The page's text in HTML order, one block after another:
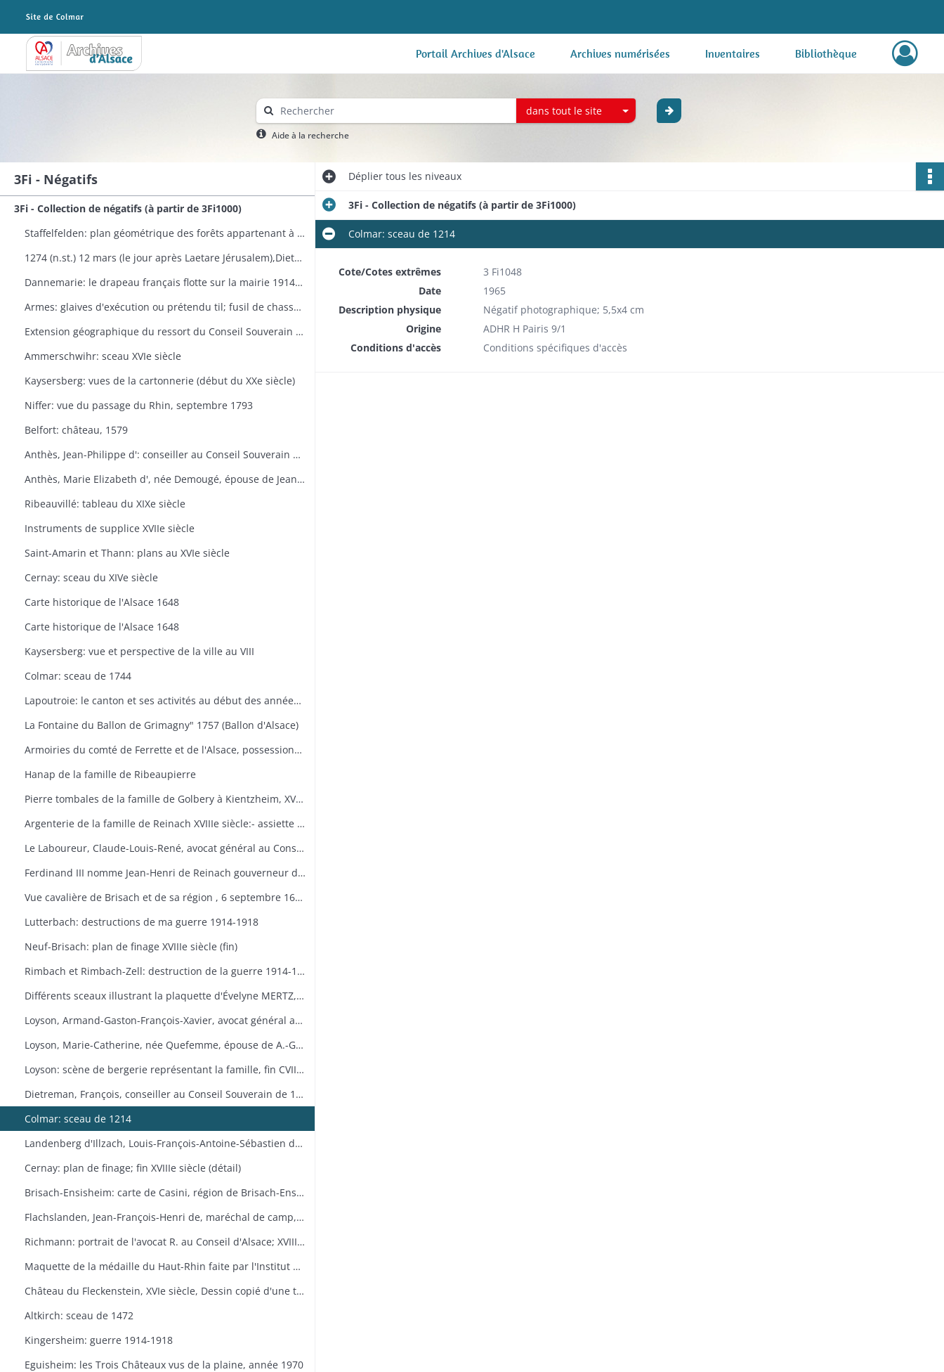
Archives Alsace - Colmar Portail Archives d'Alsace Archives numérisées Inventaires Bibliothèque
dans tout le site
Aide à la recherche
3Fi - Négatifs
3Fi - Collection de négatifs (à partir de 3Fi1000)
Staffelfelden: plan géométrique des forêts appartenant à la famille PESCHERY, 11 nivôse au 6.
1274 (n.st.) 12 mars (le jour après Laetare Jérusalem),Dietherus prévôt de l'église de l'Oelenberg (Hrolenber) de l'ordre de saint Augustin dans le diocèse de Bâle reconnaît tenir de la secrète de Remiremont 4 arpents de vigne situés près de la cour de Remiremont située elle-même près de Cernay (Cereneyn) ce moyennant un cens annuel de 10 mesures, moitié vin blanc et moitié vin rouge,
Dannemarie: le drapeau français flotte sur la mairie 1914-1915
Armes: glaives d'exécution ou prétendu til; fusil de chasse du XVIIIE siècle
Extension géographique du ressort du Conseil Souverain d'Alsace de 1658-1681
Ammerschwihr: sceau XVIe siècle
Kaysersberg: vues de la cartonnerie (début du XXe siècle)
Niffer: vue du passage du Rhin, septembre 1793
Belfort: château, 1579
Anthès, Jean-Philippe d': conseiller au Conseil Souverain d'Alsace de 1725 à 1732
Anthès, Marie Elizabeth d', née Demougé, épouse de Jean-Philippe d'Anthèse, XVIIIe siècle
Ribeauvillé: tableau du XIXe siècle
Instruments de supplice XVIIe siècle
Saint-Amarin et Thann: plans au XVIe siècle
Cernay: sceau du XIVe siècle
Carte historique de l'Alsace 1648
Carte historique de l'Alsace 1648
Kaysersberg: vue et perspective de la ville au VIII
Colmar: sceau de 1744
Lapoutroie: le canton et ses activités au début des années 1980
La Fontaine du Ballon de Grimagny" 1757 (Ballon d'Alsace)
Armoiries du comté de Ferrette et de l'Alsace, possessions de Frédéric IV de 1446
Hanap de la famille de Ribeaupierre
Pierre tombales de la famille de Golbery à Kientzheim, XVIIIe siècle
Argenterie de la famille de Reinach XVIIIe siècle:- assiette aux armes de Fr.-C. De Reinach et de sa femme Rose d'Eptingen et serviette de table à leurs initiales- couvert d'argent aux armes de Reinach- plat d'argent ayant appartenu aux Reinach d'Hirtzbach au XVIIIe siècle- cuillerà ragoût en argent aux armes de Landenberg et se don épouse Marie-Eve Murich et Munchenstein
Le Laboureur, Claude-Louis-René, avocat général au Conseil Souverain 1696-1704: portrait
Ferdinand III nomme Jean-Henri de Reinach gouverneur de Brisach et général commandant de l'Autriche antérieure, 10 septembre 1634
Vue cavalière de Brisach et de sa région , 6 septembre 1638
Lutterbach: destructions de ma guerre 1914-1918
Neuf-Brisach: plan de finage XVIIIe siècle (fin)
Rimbach et Rimbach-Zell: destruction de la guerre 1914-1918
Différents sceaux illustrant la plaquette d'Évelyne MERTZ, Les sceaux
Loyson, Armand-Gaston-François-Xavier, avocat général au Conseil Souverain de 1759 à 1790: portrait
Loyson, Marie-Catherine, née Quefemme, épouse de A.-G.-Fr.-X Loyson; XVIIIe siècle: portrait
Loyson: scène de bergerie représentant la famille, fin CVIIIe siècle
Dietreman, François, conseiller au Conseil Souverain de 1682 à 1705: portrait
Colmar: sceau de 1214
Landenberg d'Illzach, Louis-François-Antoine-Sébastien de, conseiller d'honneur d'épée au Conseil Souverain en 1757
Cernay: plan de finage; fin XVIIIe siècle (détail)
Brisach-Ensisheim: carte de Casini, région de Brisach-Ensisheim, XVIIe siècle
Flachslanden, Jean-François-Henri de, maréchal de camp, commandant de la province d'Alsace; XVIIIe siècle: portrait
Richmann: portrait de l'avocat R. au Conseil d'Alsace; XVIIIe siècle
Maquette de la médaille du Haut-Rhin faite par l'Institut national de l'Art Graphique
Château du Fleckenstein, XVIe siècle, Dessin copié d'une tapisserie se trouvant au château de "Thann Bavière
Altkirch: sceau de 1472
Kingersheim: guerre 1914-1918
Eguisheim: les Trois Châteaux vus de la plaine, année 1970
Dépliertous les niveaux
3Fi - Collection de négatifs (à partir de 3Fi1000)
Colmar: sceau de 1214
Cote/Cotes extrêmes
3 Fi1048
Date
1965
Description physique
Négatif photographique; 5,5x4 cm
Origine
ADHR H Pairis 9/1
Conditions d'accès
Conditions spécifiques d'accès